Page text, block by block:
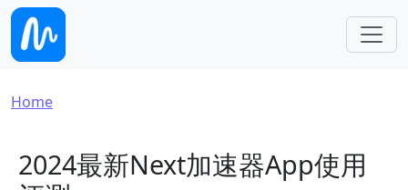
Skip to main content
Breadcrumb
Home
2024最新Next加速器App使用